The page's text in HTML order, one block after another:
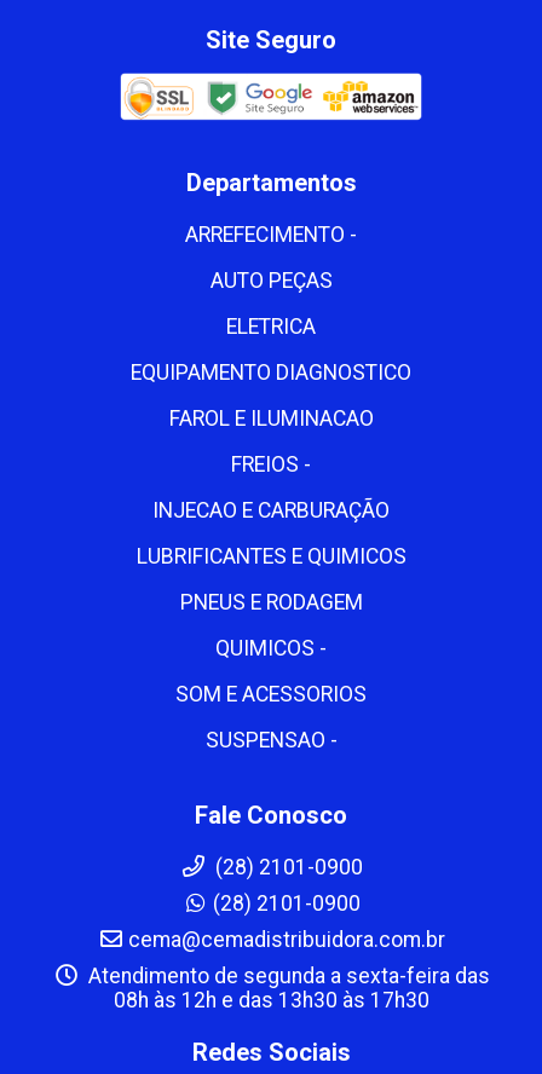
Site Seguro
Departamentos
ARREFECIMENTO -
AUTO PEÇAS
ELETRICA
EQUIPAMENTO DIAGNOSTICO
FAROL E ILUMINACAO
FREIOS -
INJECAO E CARBURAÇÃO
LUBRIFICANTES E QUIMICOS
PNEUS E RODAGEM
QUIMICOS -
SOM E ACESSORIOS
SUSPENSAO -
Fale Conosco
(28) 2101-0900
(28) 2101-0900
cema@cemadistribuidora.com.br
Atendimento de segunda a sexta-feira das
08h às 12h e das 13h30 às 17h30
Redes Sociais